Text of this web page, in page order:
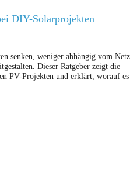
DIY-Solarprojekten
senken, weniger abhängig vom Netz
Dieser Ratgeber zeigt die
PV-Projekten und erklärt, worauf es